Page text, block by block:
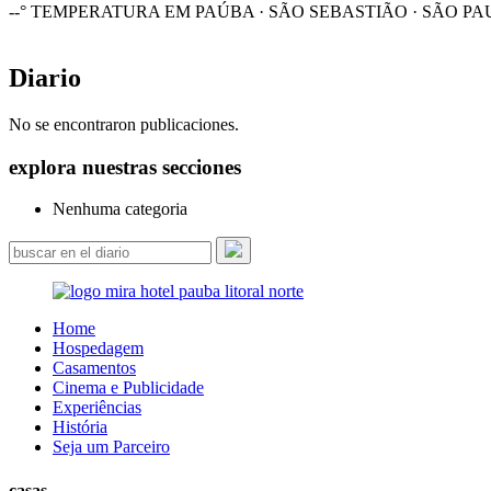
--° TEMPERATURA EM PAÚBA · SÃO SEBASTIÃO · SÃO
Diario
No se encontraron publicaciones.
explora nuestras secciones
Nenhuma categoria
Home
Hospedagem
Casamentos
Cinema e Publicidade
Experiências
História
Seja um Parceiro